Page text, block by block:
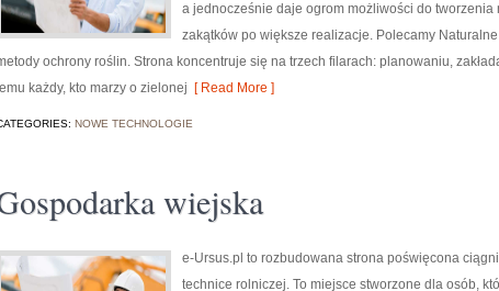
a jednocześnie daje ogrom możliwości do tworzenia
zakątków po większe realizacje. Polecamy
ochrony roślin. Strona koncentruje się na trzech filarach: planowaniu,
każdy, kto marzy o zielonej [ Read More ]
NOWE TECHNOLOGIE
wiejska
e-Ursus.pl to rozbudowana strona poświęcona
technice rolniczej. To miejsce stworzone dla osób,